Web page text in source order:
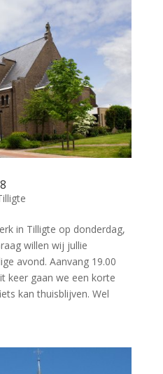
in Tilligte op donderdag,
willen wij jullie
avond. Aanvang 19.00
keer gaan we een korte
kan thuisblijven. Wel